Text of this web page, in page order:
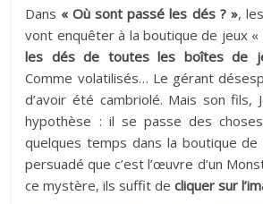
Dans « Où sont passé les dés ? »,
vont enquêter à la boutique de jeux «
les dés de toutes les boîtes de
Comme volatilisés… Le gérant
d’avoir été cambriolé. Mais son fils,
hypothèse : il se passe des
quelques temps dans la boutique
persuadé que c’est l’œuvre d’un
ce mystère, ils suffit decliquer sur